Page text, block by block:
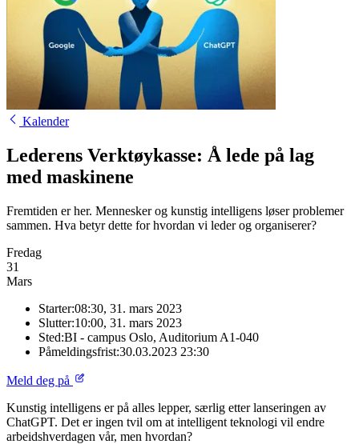
Kalender
Lederens Verktøykasse: Å lede på lag
med maskinene
Fremtiden er her. Mennesker og kunstig intelligens løser problemer
sammen. Hva betyr dette for hvordan vi leder og organiserer?
Fredag
31
Mars
Starter:08:30, 31. mars 2023
Slutter:10:00, 31. mars 2023
Sted:BI - campus Oslo, Auditorium A1-040
Påmeldingsfrist:30.03.2023 23:30
Meld deg på
Kunstig intelligens er på alles lepper, særlig etter lanseringen av
ChatGPT. Det er ingen tvil om at intelligent teknologi vil endre
arbeidshverdagen vår, men hvordan?